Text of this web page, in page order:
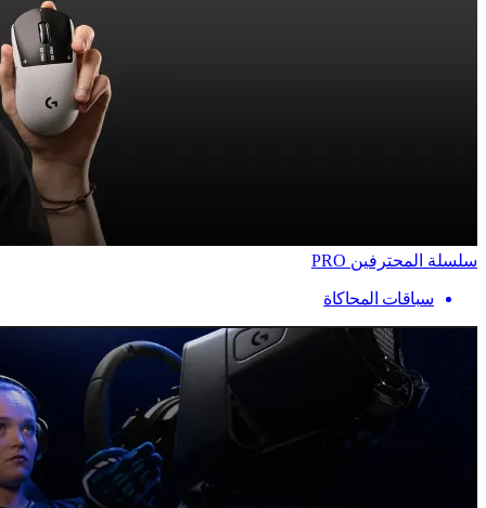
سلسلة المحترفين PRO
سباقات المحاكاة